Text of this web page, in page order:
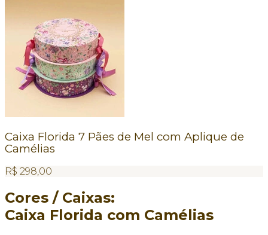
Caixa Florida 7 Pães de Mel com Aplique de
Camélias
R$ 298,00
Cores / Caixas:
Caixa Florida com Camélias